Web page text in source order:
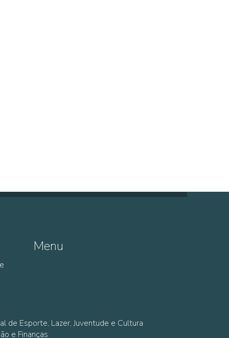
Menu
de Esporte, Lazer, Juventude e Cultura
e Finanças